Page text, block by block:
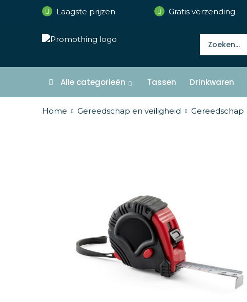
Laagste prijzen Gratis verzending
Alle categorieën Tassen Drinkwaren
Home Gereedschap en veiligheid Gereedschap